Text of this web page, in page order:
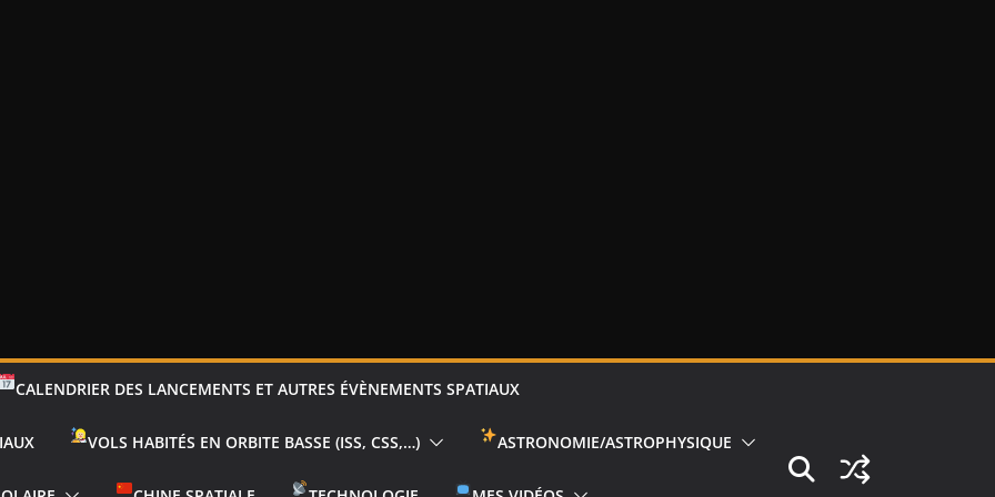
CALENDRIER DES LANCEMENTS ET AUTRES ÉVÈNEMENTS SPATIAUX
VOLS HABITÉS EN ORBITE BASSE (ISS, CSS,…) ASTRONOMIE/ASTROPHYSIQUE